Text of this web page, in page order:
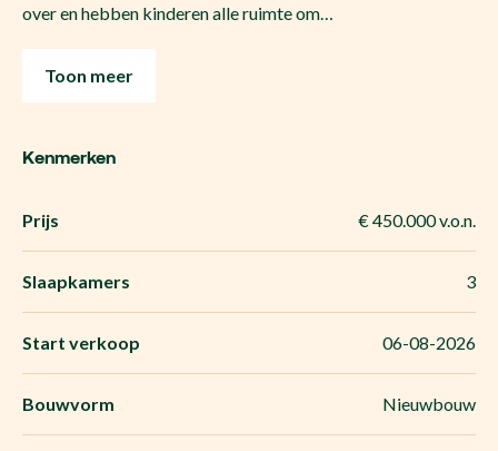
over en hebben kinderen alle ruimte om…
Toon meer
Kenmerken
Prijs € 450.000 v.o.n.
Slaapkamers 3
Start verkoop 06-08-2026
Bouwvorm Nieuwbouw